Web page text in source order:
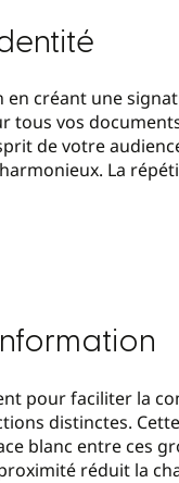
créant une
tous vos
de votre
La
pour faciliter la
distinctes.
blanc entre ces
réduit la